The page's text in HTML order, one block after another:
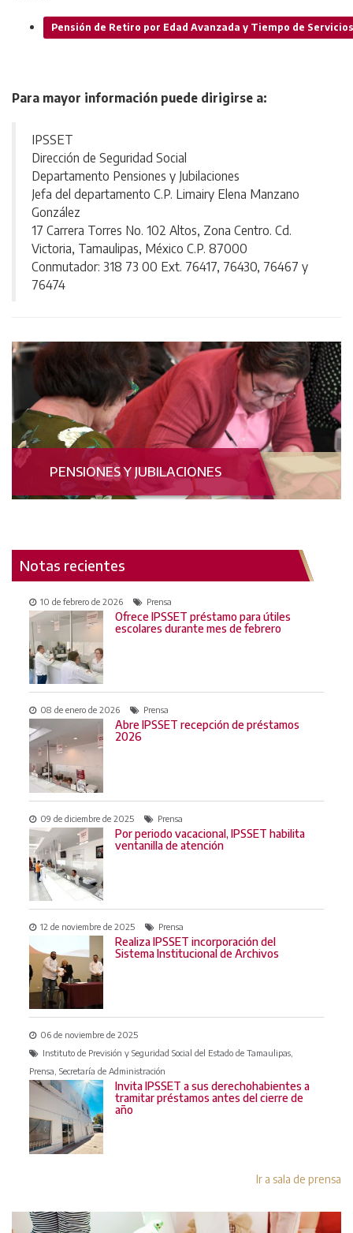
Pensión de Retiro por Edad Avanzada y Tiempo de
Para mayor información puede dirigirse a:
IPSSET
Dirección de Seguridad Social
Departamento Pensiones y Jubilaciones
Jefa del departamento C.P. Limairy Elena Manzano
González
17 Carrera Torres No. 102 Altos, Zona Centro. Cd.
Victoria, Tamaulipas, México C.P. 87000
Conmutador: 318 73 00 Ext. 76417, 76430, 76467 y
76474
PENSIONES Y JUBILACIONES
Notas recientes
10 de febrero de 2026 Prensa
Ofrece IPSSET préstamo para útiles
escolares durante mes de febrero
08 de enero de 2026 Prensa
Abre IPSSET recepción de préstamos
2026
09 de diciembre de 2025 Prensa
Por periodo vacacional, IPSSET habilita
ventanilla de atención
12 de noviembre de 2025 Prensa
Realiza IPSSET incorporación del
Sistema Institucional de Archivos
06 de noviembre de 2025
Instituto de Previsión y Seguridad Social del Estado de Tamaulipas,
Prensa, Secretaría de Administración
Invita IPSSET a sus derechohabientes a
tramitar préstamos antes del cierre de
año
Ir a sala de prensa